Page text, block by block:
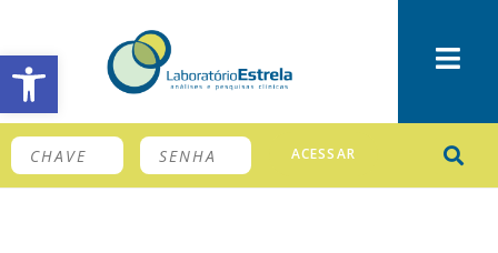
Barra de Ferramentas Aberta
ACESSAR